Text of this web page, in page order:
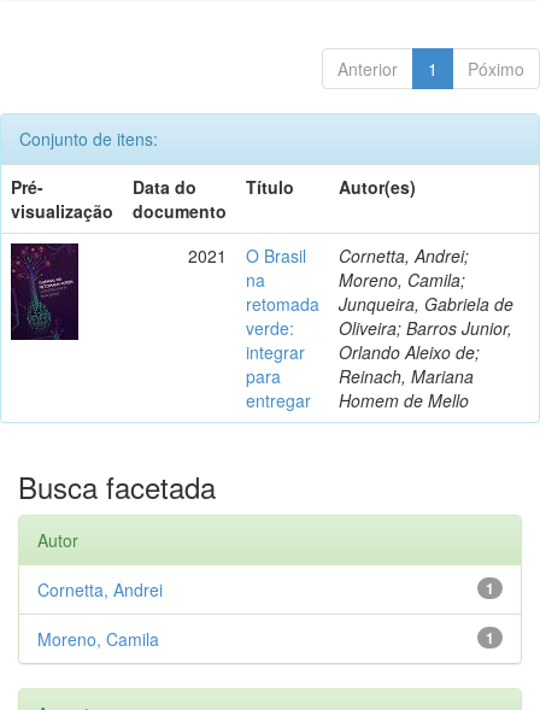
Anterior 1 Póximo
Conjunto de itens:
Pré-
visualização
Data do
documento
Título Autor(es)
2021
O Brasil
na
retomada
verde:
integrar
para
entregar
Cornetta, Andrei;
Moreno, Camila;
Junqueira, Gabriela de
Oliveira; Barros Junior,
Orlando Aleixo de;
Reinach, Mariana
Homem de Mello
Busca facetada
Autor
1
Cornetta, Andrei
1
Moreno, Camila